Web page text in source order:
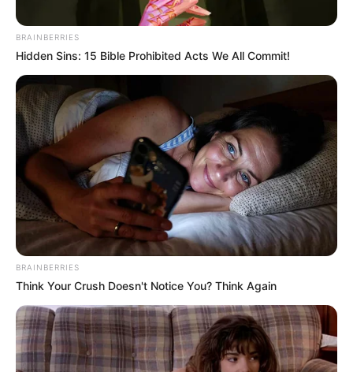
BRAINBERRIES
Hidden Sins: 15 Bible Prohibited Acts We All Commit!
BRAINBERRIES
Think Your Crush Doesn't Notice You? Think Again